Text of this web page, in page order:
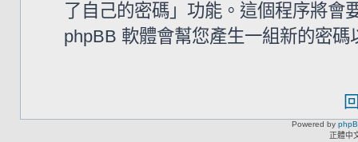
了自己的密碼」功能。這個程序將會
phpBB 軟體會幫您產生一組新的密
Powered by
正體中